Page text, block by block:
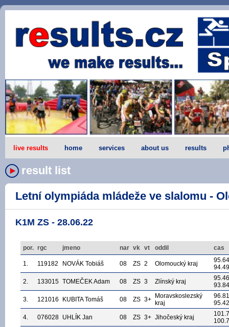
live results home services about us results
result list
Letní olympiáda mládeže ve slalomu -
K1M ZS - 28.06.22
por. rgc jmeno nar vk vt oddil cas
1. 119182 NOVÁK Tobiáš 08 ZS 2 Olomoucký kraj
95.64
94.49
2.
133015 TOMEČEK Adam 08 ZS 3 Zlínský kraj
95.46
93.84
3.
121016 KUBITA Tomáš 08 ZS 3+ Moravskoslezský
kraj
96.81
95.42
4.
076028 UHLÍK Jan 08 ZS 3+ Jihočeský kraj